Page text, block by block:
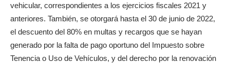
vehicular, correspondientes a los ejercicios fiscales 2021 y
anteriores. También, se otorgará hasta el 30 de junio de 2022,
el descuento del 80% en multas y recargos que se hayan
generado por la falta de pago oportuno del Impuesto sobre
Tenencia o Uso de Vehículos, y del derecho por la renovación